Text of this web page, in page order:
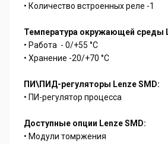
• Количество встроенных реле -1
Температура окружающей среды
• Работа - 0/+55 °С
• Хранение -20/+70 °С
ПИ\ПИД-регуляторы Lenze SMD:
• ПИ-регулятор процесса
Доступные опции Lenze SMD:
• Модули томржения